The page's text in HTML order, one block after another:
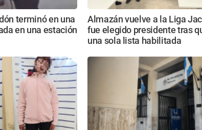
terminó en una
en una estación
Almazán vuelve a la Liga
fue elegido presidente tras
una sola lista habilitada